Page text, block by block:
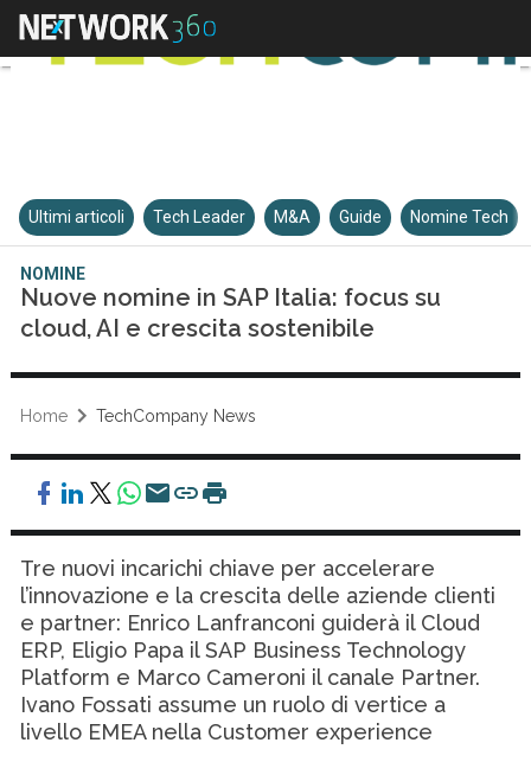
Ultimi articoli Tech Leader M&A Guide Nomine Tech
NOMINE
Nuove nomine in SAP Italia: focus su
cloud, AI e crescita sostenibile
Home TechCompany News
Tre nuovi incarichi chiave per accelerare
l’innovazione e la crescita delle aziende clienti
e partner: Enrico Lanfranconi guiderà il Cloud
ERP, Eligio Papa il SAP Business Technology
Platform e Marco Cameroni il canale Partner.
Ivano Fossati assume un ruolo di vertice a
livello EMEA nella Customer experience